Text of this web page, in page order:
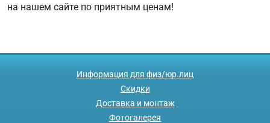
на нашем сайте по приятным ценам!
Информация для физ/юр.лиц
Скидки
Доставка и монтаж
Фотогалерея